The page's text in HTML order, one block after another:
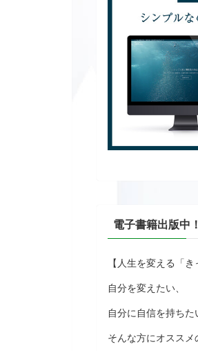
電子書籍出版中！
【人生を変える「
自分を変えたい、
自分に自信を持ちた
そんな方にオススメ